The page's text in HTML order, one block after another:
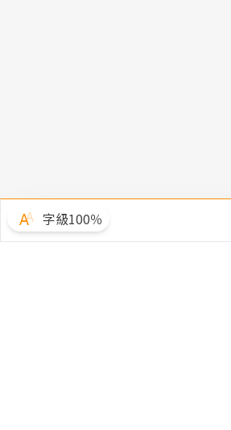
字級100％